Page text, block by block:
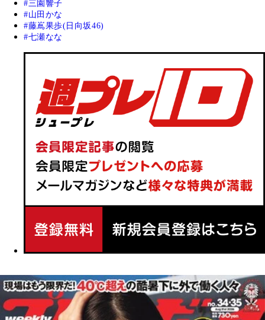
三園響子
山田かな
藤嶌果歩(日向坂46)
七瀬なな